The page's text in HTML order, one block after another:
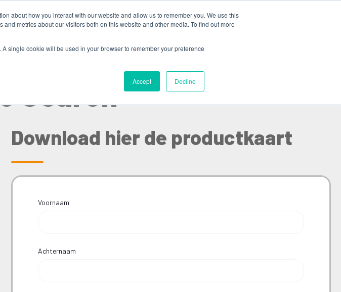
about how you interact with our website and allow us to remember you. We use this
metrics about our visitors both on this website and other media. To find out more
single cookie will be used in your browser to remember your preference
Accept Decline
Search
Download hier de productkaart
Voornaam
Achternaam